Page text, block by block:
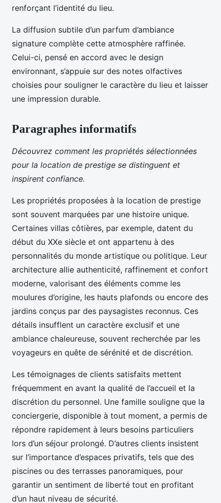
renforçant l’identité du lieu.
La diffusion subtile d’un parfum d’ambiance
signature complète cette atmosphère raffinée.
Celui-ci, pensé en accord avec le design
environnant, s’appuie sur des notes olfactives
choisies pour souligner le caractère du lieu et laisser
une impression durable.
Paragraphes informatifs
Découvrez comment les propriétés sélectionnées
pour la location de prestige se distinguent et
inspirent confiance.
Les propriétés proposées à la location de prestige
sont souvent marquées par une histoire unique.
Certaines villas côtières, par exemple, datent du
début du XXe siècle et ont appartenu à des
personnalités du monde artistique ou politique. Leur
architecture allie authenticité, raffinement et confort
moderne, valorisant des éléments comme les
moulures d’origine, les hauts plafonds ou encore des
jardins conçus par des paysagistes reconnus. Ces
détails insufflent un caractère exclusif et une
ambiance chaleureuse, souvent recherchée par les
voyageurs en quête de sérénité et de discrétion.
Les témoignages de clients satisfaits mettent
fréquemment en avant la qualité de l’accueil et la
discrétion du personnel. Une famille souligne que la
conciergerie, disponible à tout moment, a permis de
répondre rapidement à leurs besoins particuliers
lors d’un séjour prolongé. D’autres clients insistent
sur l’importance d’espaces privatifs, tels que des
piscines ou des terrasses panoramiques, pour
garantir un sentiment de liberté tout en profitant
d’un haut niveau de sécurité.